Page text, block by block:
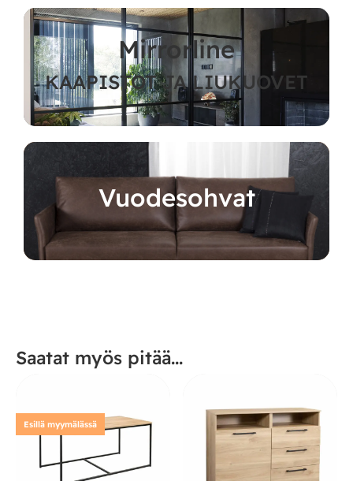
Mirrorline
KAAPISTOT JA LIUKUOVET
Vuodesohvat
Saatat myös pitää...
Esillä myymälässä